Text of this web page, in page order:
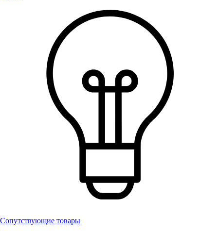
Сопутствующие товары